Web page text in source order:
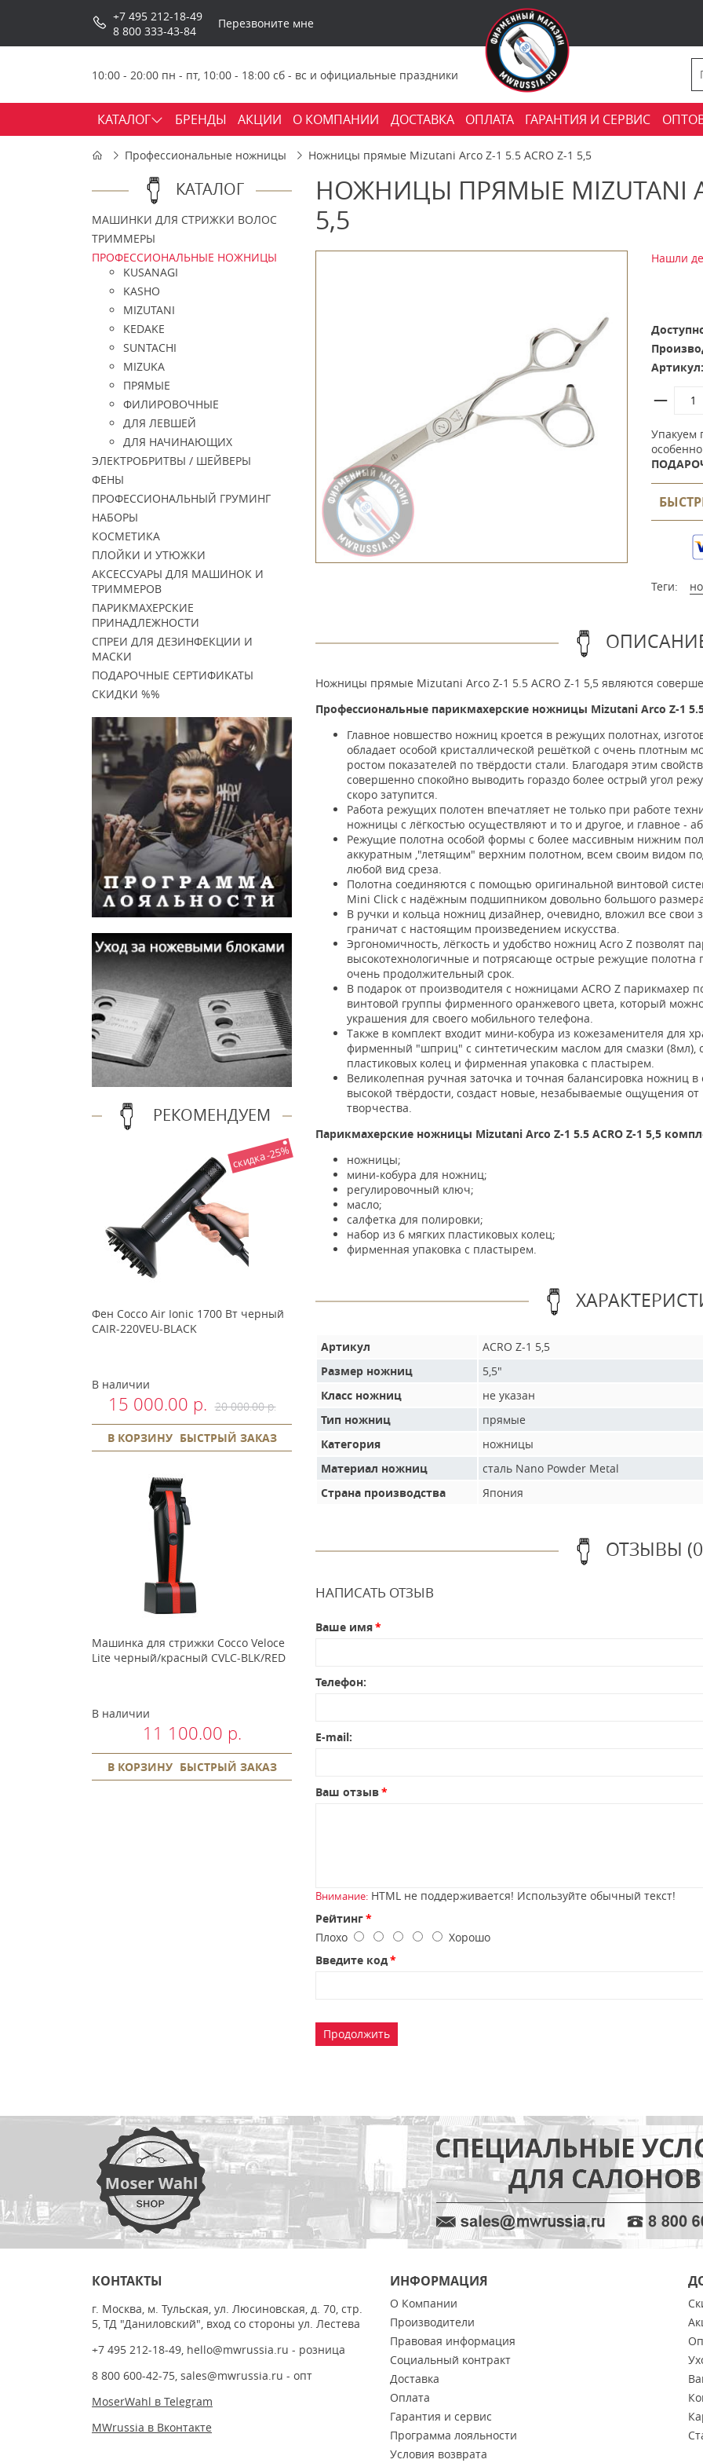
+7 495 212-18-49
8 800 333-43-84
Перезвоните мне
10:00 - 20:00 пн - пт, 10:00 - 18:00 сб - вс и официальные праздники
КАТАЛОГ БРЕНДЫ АКЦИИ О КОМПАНИИ ДОСТАВКА ОПЛАТА ГАРАНТИЯ И СЕРВИС
Профессиональные ножницы Ножницы прямые Mizutani Arco Z-1 5.5 ACRO Z-1 5,5
КАТАЛОГ
МАШИНКИ ДЛЯ СТРИЖКИ ВОЛОС
ТРИММЕРЫ
ПРОФЕССИОНАЛЬНЫЕ НОЖНИЦЫ
KUSANAGI
KASHO
MIZUTANI
KEDAKE
SUNTACHI
MIZUKA
ПРЯМЫЕ
ФИЛИРОВОЧНЫЕ
ДЛЯ ЛЕВШЕЙ
ДЛЯ НАЧИНАЮЩИХ
ЭЛЕКТРОБРИТВЫ / ШЕЙВЕРЫ
ФЕНЫ
ПРОФЕССИОНАЛЬНЫЙ ГРУМИНГ
НАБОРЫ
КОСМЕТИКА
ПЛОЙКИ И УТЮЖКИ
АКСЕССУАРЫ ДЛЯ МАШИНОК И
ТРИММЕРОВ
ПАРИКМАХЕРСКИЕ
ПРИНАДЛЕЖНОСТИ
СПРЕИ ДЛЯ ДЕЗИНФЕКЦИИ И
МАСКИ
ПОДАРОЧНЫЕ СЕРТИФИКАТЫ
СКИДКИ %%
РЕКОМЕНДУЕМ
скидка -25%
Фен Cocco Air Ionic 1700 Вт черный
CAIR-220VEU-BLACK
В наличии
15 000.00 р. 20 000.00 р.
В КОРЗИНУ БЫСТРЫЙ ЗАКАЗ
Машинка для стрижки Cocco Veloce
Lite черный/красный CVLC-BLK/RED
В наличии
11 100.00 р.
В КОРЗИНУ БЫСТРЫЙ ЗАКАЗ
НОЖНИЦЫ ПРЯМЫЕ MIZUTANI
5,5
Нашли
Артикул:
Упакуем
Теги:
Ножницы прямые Mizutani Arco Z-1 5.5 ACRO Z-1 5,5 являются
Профессиональные парикмахерские ножницы Mizutani Arco Z-1
Главное новшество ножниц кроется в режущих полотнах,
обладает особой кристаллической решёткой с очень плотным
ростом показателей по твёрдости стали. Благодаря этим
совершенно спокойно выводить гораздо более острый угол
скоро затупится.
Работа режущих полотен впечатляет не только при работе
ножницы с лёгкостью осуществляют и то и другое, и главное -
Режущие полотна особой формы с более массивным нижним
аккуратным ,"летящим" верхним полотном, всем своим видом
любой вид среза.
Полотна соединяются с помощью оригинальной винтовой
Mini Click с надёжным подшипником довольно большого
В ручки и кольца ножниц дизайнер, очевидно, вложил все
граничат с настоящим произведением искусства.
Эргономичность, лёгкость и удобство ножниц Acro Z позволят
высокотехнологичные и потрясающе острые режущие полотна
очень продолжительный срок.
В подарок от производителя с ножницами ACRO Z парикмахер
винтовой группы фирменного оранжевого цвета, который
украшения для своего мобильного телефона.
Также в комплект входит мини-кобура из кожезаменителя для
фирменный "шприц" с синтетическим маслом для смазки (8мл),
пластиковых колец и фирменная упаковка с пластырем.
Великолепная ручная заточка и точная балансировка ножниц
высокой твёрдости, создаст новые, незабываемые ощущения
творчества.
Парикмахерские ножницы Mizutani Arco Z-1 5.5 ACRO Z-1 5,5
ножницы;
мини-кобура для ножниц;
регулировочный ключ;
масло;
салфетка для полировки;
набор из 6 мягких пластиковых колец;
фирменная упаковка с пластырем.
Артикул
ACRO Z-1 5,5
Размер ножниц
5,5"
Класс ножниц
не указан
Тип ножниц
прямые
Категория
ножницы
Материал ножниц
сталь Nano Powder Metal
Страна производства
Япония
ОТЗЫВЫ
НАПИСАТЬ ОТЗЫВ
Ваше имя
Телефон:
E-mail:
Ваш отзыв
Внимание: HTML не поддерживается! Используйте обычный текст!
Рейтинг
Плохо
Хорошо
Введите код
Продолжить
КОНТАКТЫ
г. Москва, м. Тульская, ул. Люсиновская, д. 70, стр.
5, ТД "Даниловский", вход со стороны ул. Лестева
+7 495 212-18-49, hello@mwrussia.ru - розница
8 800 600-42-75, sales@mwrussia.ru - опт
MoserWahl в Telegram
MWrussia в Вконтакте
ИНФОРМАЦИЯ
О Компании
Производители
Правовая информация
Социальный контракт
Доставка
Оплата
Гарантия и сервис
Программа лояльности
Условия возврата